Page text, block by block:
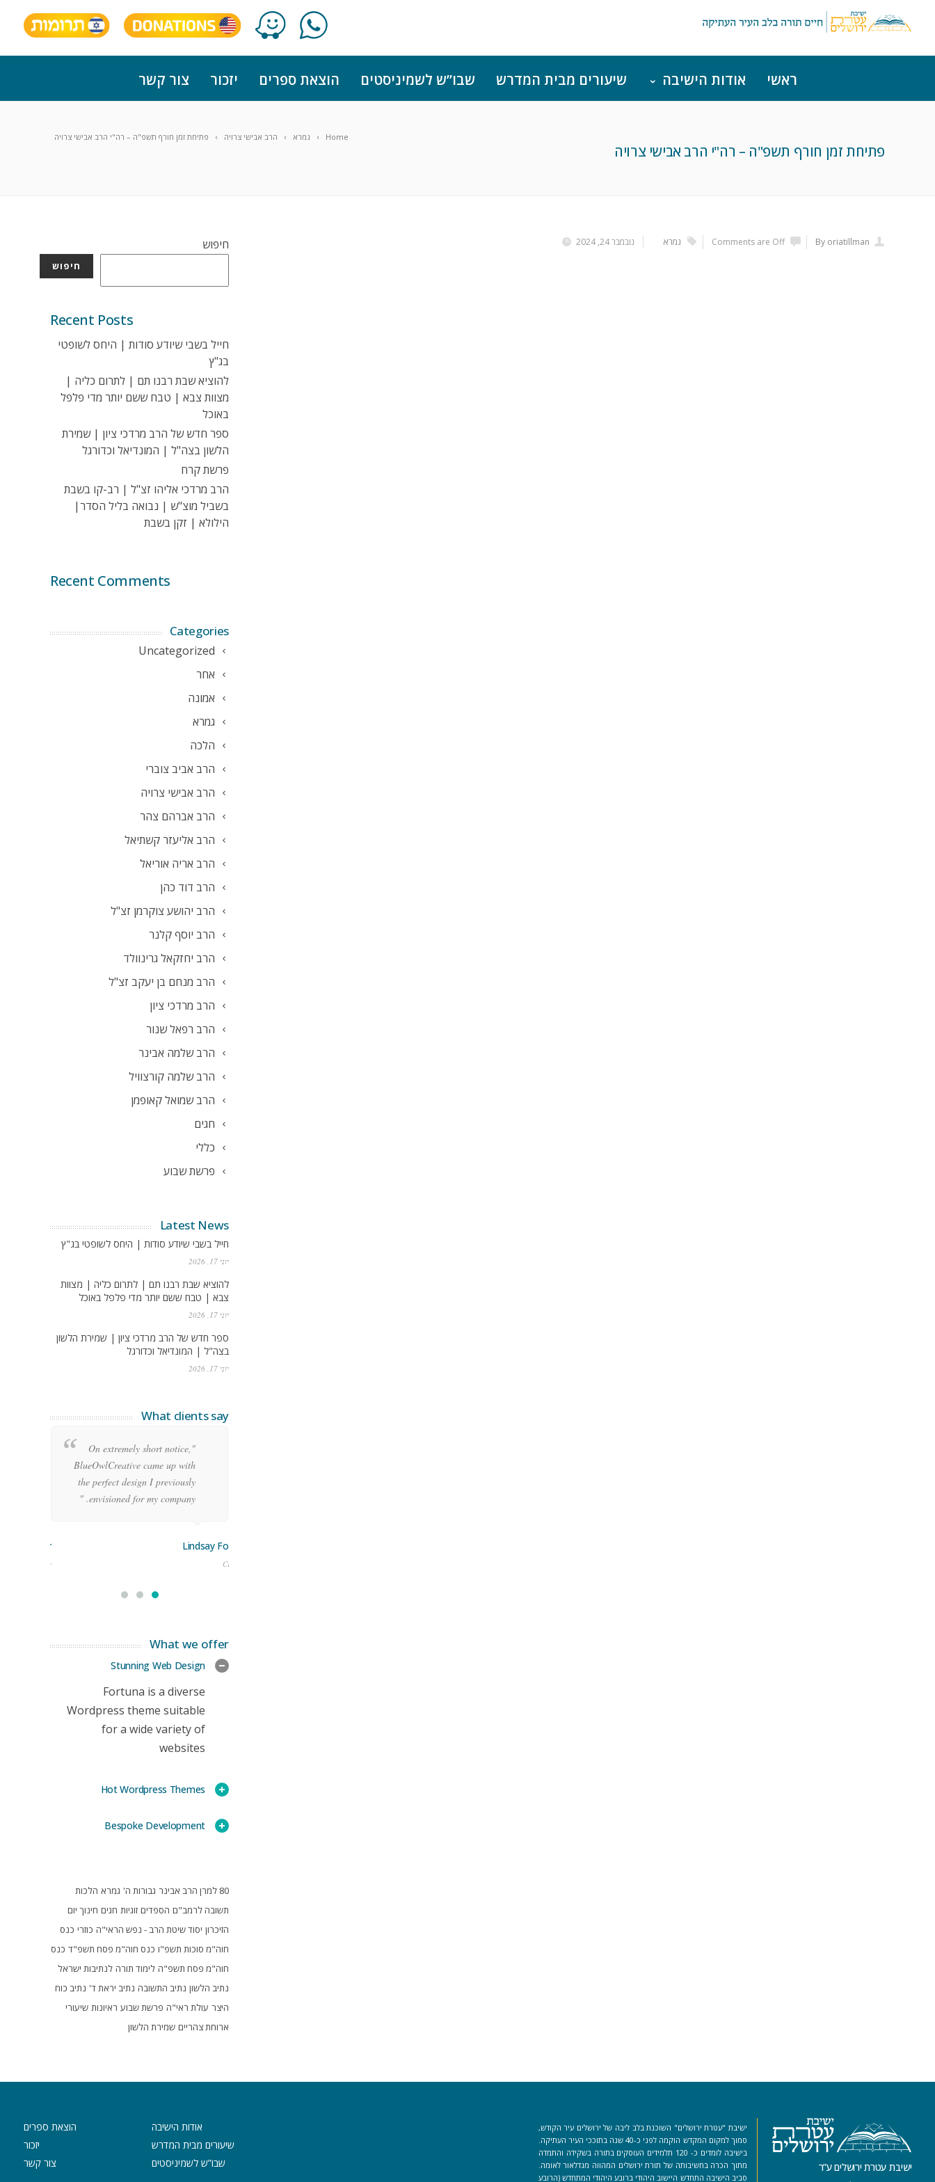
ראשי אודות הישיבה שיעורים מבית המדרש שבו”ש לשמיניסטים הוצאת ספרים יזכור צור קשר
Home גמרא הרב אבישי צרויה פתיחת זמן חורף תשפ"ה – רה"י הרב אבישי צרויה
פתיחת זמן חורף תשפ"ה – רה"י הרב אבישי צרויה
נובמבר 24, 2024 By oriatillman
Comments are Off גמרא חיפוש
חיפוש
Recent Posts
חייל בשבי שיודע סודות | היחס לשופטי
בג"ץ
להוציא שבת רבנו תם | לתרום כליה |
מצוות צבא | טבח ששם יותר מדי פלפל
באוכל
ספר חדש של הרב מרדכי ציון | שמירת
הלשון בצה"ל | המונדיאל וכדורגל
פרשת קרח
הרב מרדכי אליהו זצ"ל | רב-קו בשבת
בשביל מוצ"ש | נבואה בליל הסדר|
הילולא | זקן בשבת
Recent Comments
Categories
Uncategorized
אחר
אמונה
גמרא
הלכה
הרב אביב צוברי
הרב אבישי צרויה
הרב אברהם צהר
הרב אליעזר קשתיאל
הרב אריה אוריאל
הרב דוד כהן
הרב יהושע צוקרמן זצ"ל
הרב יוסף קלנר
הרב יחזקאל גרינוולד
הרב מנחם בן יעקב זצ"ל
הרב מרדכי ציון
הרב רפאל שנור
הרב שלמה אבינר
הרב שלמה קורצוויל
הרב שמואל קאופמן
חגים
כללי
פרשת שבוע
Latest News
חייל בשבי שיודע סודות | היחס לשופטי בג"ץ
יוני 17, 2026
להוציא שבת רבנו תם | לתרום כליה | מצוות
צבא | טבח ששם יותר מדי פלפל באוכל
יוני 17, 2026
ספר חדש של הרב מרדכי ציון | שמירת הלשון
בצה"ל | המונדיאל וכדורגל
יוני 17, 2026
What clients say
"On extremely short notice,
BlueOwlCreative came up with
the perfect design I previously
envisioned for my company. "
Lindsay Ford
CEO
Stoner
Manager
What we offer
Stunning Web Design
Fortuna is a diverse
Wordpress theme suitable
for a wide variety of
websites
Hot Wordpress Themes
Bespoke Development
80 למרן הרב אבינר גבורות ה' גמרא הלכות
תשובה לרמב"ם הספדים זוגיות חגים חינוך יום
הזיכרון יסוד שיטת הרב - נפש הראי"ה כוזרי כנס
חוה"מ סוכות תשפ"ו כנס חוה"מ פסח תשפ"ד כנס
חוה"מ פסח תשפ"ה לימוד תורה לנתיבות ישראל
נתיב הלשון נתיב התשובה נתיב יראת ד' נתיב כוח
היצר עולת ראי"ה פרשת שבוע ראיונות שיעורי
ארוחת צהריים שמירת הלשון
ישיבת עטרת ירושלים ע”ר
ישיבת "עטרת ירושלים" השוכנת בלב ליבה של ירושלים עיר הקודש,
סמוך למקום המקדש הוקמה לפני כ-40 שנה בתוככי העיר העתיקה.
בישיבה לומדים כ- 120 תלמידים העוסקים בתורה בשקידה והתמדה
מתוך הכרה בחשיבותה של תורת ירושלים המהווה מגדלאור לאומה.
סביב הישיבה התחדש היישוב היהודי ברובע היהודי המתחדש (הרובע
אודות הישיבה
שיעורים מבית המדרש
שבו”ש לשמיניסטים
הוצאת ספרים
יזכור
צור קשר